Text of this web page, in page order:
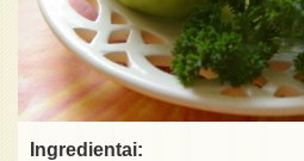
Ingredientai: